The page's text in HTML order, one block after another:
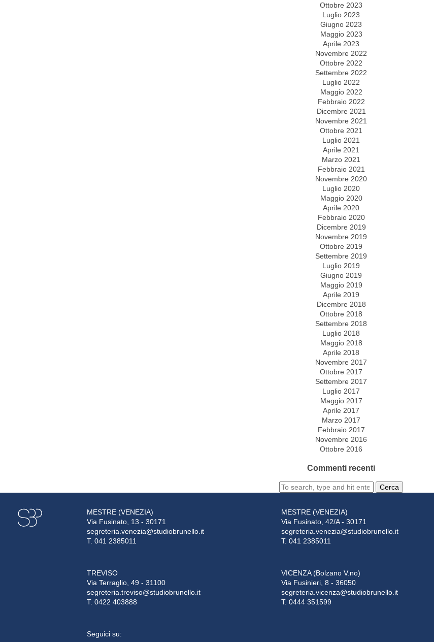
Ottobre 2023
Luglio 2023
Giugno 2023
Maggio 2023
Aprile 2023
Novembre 2022
Ottobre 2022
Settembre 2022
Luglio 2022
Maggio 2022
Febbraio 2022
Dicembre 2021
Novembre 2021
Ottobre 2021
Luglio 2021
Aprile 2021
Marzo 2021
Febbraio 2021
Novembre 2020
Luglio 2020
Maggio 2020
Aprile 2020
Febbraio 2020
Dicembre 2019
Novembre 2019
Ottobre 2019
Settembre 2019
Luglio 2019
Giugno 2019
Maggio 2019
Aprile 2019
Dicembre 2018
Ottobre 2018
Settembre 2018
Luglio 2018
Maggio 2018
Aprile 2018
Novembre 2017
Ottobre 2017
Settembre 2017
Luglio 2017
Maggio 2017
Aprile 2017
Marzo 2017
Febbraio 2017
Novembre 2016
Ottobre 2016
Commenti recenti
Cerca
MESTRE (VENEZIA)
Via Fusinato, 13 - 30171
segreteria.venezia@studiobrunello.it
T. 041 2385011
MESTRE (VENEZIA)
Via Fusinato, 42/A - 30171
segreteria.venezia@studiobrunello.it
T. 041 2385011
TREVISO
Via Terraglio, 49 - 31100
segreteria.treviso@studiobrunello.it
T. 0422 403888
VICENZA (Bolzano V.no)
Via Fusinieri, 8 - 36050
segreteria.vicenza@studiobrunello.it
T. 0444 351599
Seguici su: